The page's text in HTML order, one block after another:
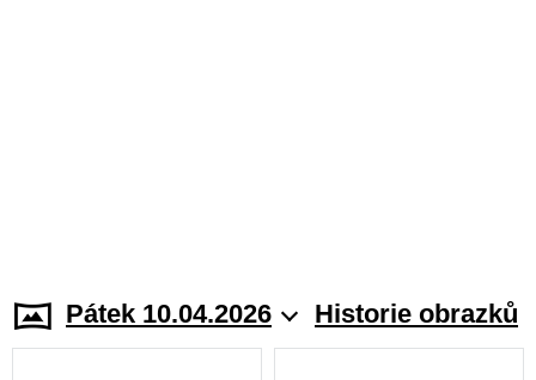
Pátek 10.04.2026 Historie obrazků